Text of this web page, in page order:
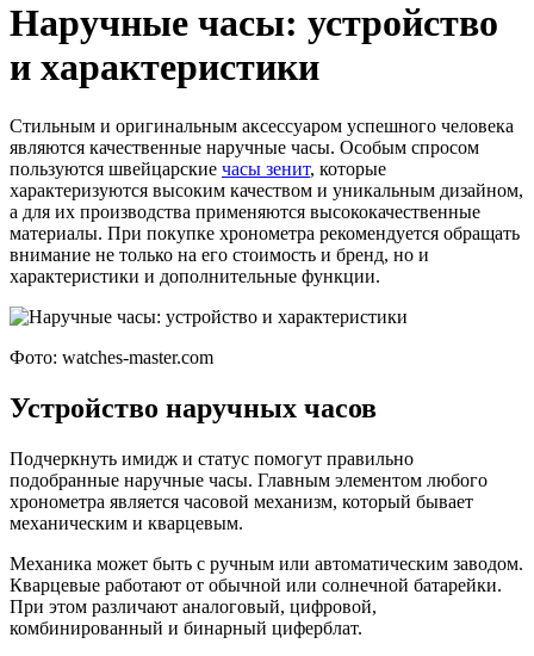
Наручные часы: устройство
и характеристики
Стильным и оригинальным аксессуаром успешного человека
являются качественные наручные часы. Особым спросом
пользуются швейцарские часы зенит, которые
характеризуются высоким качеством и уникальным дизайном,
а для их производства применяются высококачественные
материалы. При покупке хронометра рекомендуется обращать
внимание не только на его стоимость и бренд, но и
характеристики и дополнительные функции.
Фото: watches-master.com
Устройство наручных часов
Подчеркнуть имидж и статус помогут правильно
подобранные наручные часы. Главным элементом любого
хронометра является часовой механизм, который бывает
механическим и кварцевым.
Механика может быть с ручным или автоматическим заводом.
Кварцевые работают от обычной или солнечной батарейки.
При этом различают аналоговый, цифровой,
комбинированный и бинарный циферблат.